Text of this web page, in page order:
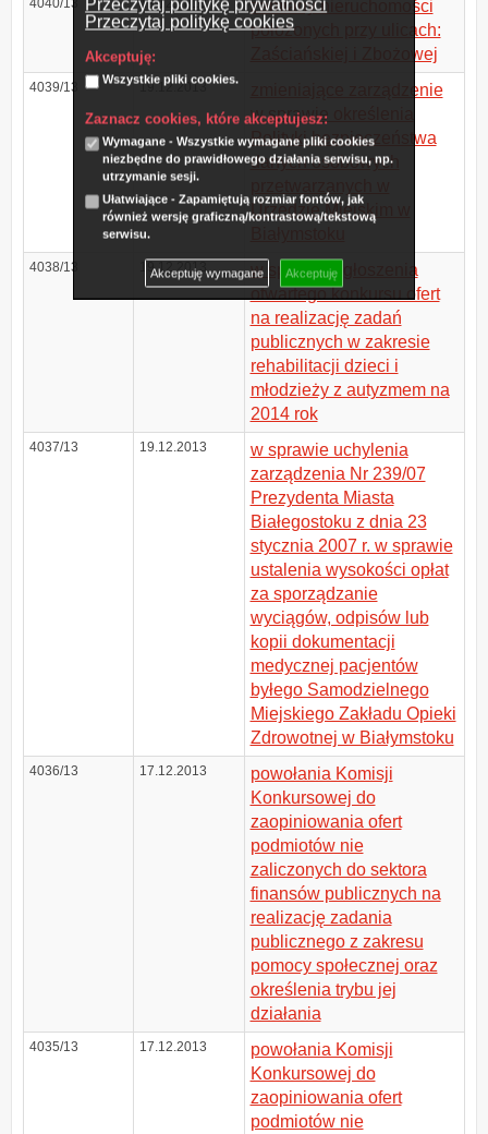
Przeczytaj politykę prywatności
Przeczytaj politykę cookies
Akceptuję:
Wszystkie pliki cookies.
Zaznacz cookies, które akceptujesz:
Wymagane - Wszystkie wymagane pliki cookies
niezbędne do prawidłowego działania serwisu, np.
utrzymanie sesji.
Ułatwiające - Zapamiętują rozmiar fontów, jak
również wersję graficzną/kontrastową/tekstową
serwisu.
Akceptuję wymagane Akceptuję
zamiany nieruchomości
położonych przy ulicach:
Zaściańskiej i Zbożowej
4039/13 19.12.2013
zmieniające zarządzenie
w sprawie określenia
Polityki bezpieczeństwa
danych osobowych
Urzędzie Miejskim w
4038/13 19.12.2013
w sprawie ogłoszenia
otwartego konkursu ofert
na realizację zadań
publicznych w zakresie
rehabilitacji dzieci i
młodzieży z autyzmem na
2014 rok
4037/13 19.12.2013
w sprawie uchylenia
zarządzenia Nr 239/07
Prezydenta Miasta
Białegostoku z dnia 23
stycznia 2007 r. w sprawie
ustalenia wysokości opłat
za sporządzanie
wyciągów, odpisów lub
kopii dokumentacji
medycznej pacjentów
byłego Samodzielnego
Miejskiego Zakładu Opieki
Zdrowotnej w Białymstoku
4036/13 17.12.2013
powołania Komisji
Konkursowej do
zaopiniowania ofert
podmiotów nie
zaliczonych do sektora
finansów publicznych na
realizację zadania
publicznego z zakresu
pomocy społecznej oraz
określenia trybu jej
działania
4035/13 17.12.2013
powołania Komisji
Konkursowej do
zaopiniowania ofert
podmiotów nie